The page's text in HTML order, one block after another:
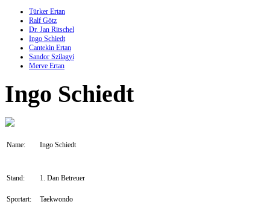
Türker Ertan
Ralf Götz
Dr. Jan Ritschel
Ingo Schiedt
Cantekin Ertan
Sandor Szilagyi
Merve Ertan
Ingo Schiedt
Name: Ingo Schiedt
Stand: 1. Dan Betreuer
Sportart: Taekwondo